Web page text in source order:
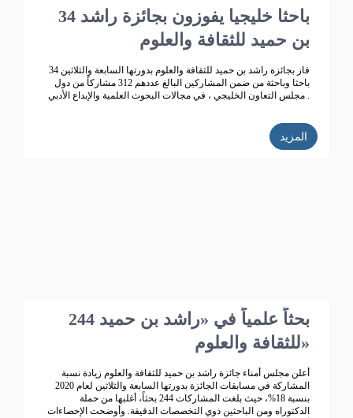
34 باحثا خليجيا يفوزون بجائزة راشد
بن حميد للثقافة والعلوم
فاز بجائزة راشد بن حميد للثقافة والعلوم بدورتها السابعة والثلاثين 34
باحثا وباحثة من ضمن المشاركين البالغ عددهم 312 مشاركاً من دول
مجلس التعاون الخليجي ، في مجالات البحوث العلمية والإبداع الأدبي .
المزيد
244 بحثاً علمياً في «راشد بن حميد
للثقافة والعلوم»
أعلن مجلس أمناء جائزة راشد بن حميد للثقافة والعلوم زيادة نسبة
المشاركة في مسابقات الجائزة بدورتها السابعة والثلاثين لعام 2020
بنسبة 18%، حيث بلغت المشاركات 244 بحثاً، أغلبها من حملة
الدكتوراه ومن الباحثين ذوي التخصصات الدقيقة. وأوضحت الإحصاءات